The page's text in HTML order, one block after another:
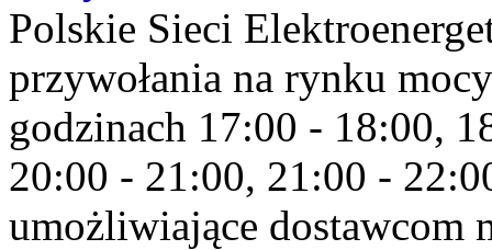
Polskie Sieci
przywołania na rynku
godzinach 17:00 - 18:00,
20:00 - 21:00, 21:00 -
umożliwiające dostawcom